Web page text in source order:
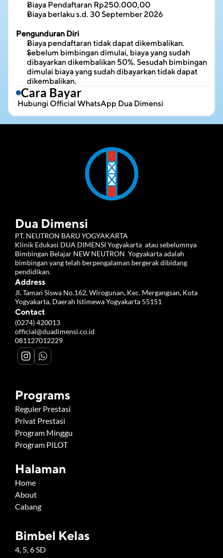
Biaya Pendaftaran Rp250.000,00
Biaya berlaku s.d. 30 September 2026
Pengunduran Diri
Biaya pendaftaran tidak dapat dikembalikan.
Sebelum bimbingan dimulai, biaya yang sudah
dibayarkan dikembalikan 50%. Sesudah bimbingan
dimulai biaya yang sudah dibayarkan tidak dapat
dikembalikan.
Cara Bayar
Hubungi Official WhatsApp Dua Dimensi
Dua Dimensi
PT. NEUTRON BARU YOGYAKARTA
Klinik Edukasi DUA DIMENSI Yogyakarta  atau sebelumnya
Bimbingan Belajar NEW NEUTRON  Yogyakarta adalah
bimbingan yang telah berpengalaman bergerak dibidang
pendidikan.
Address
Jl. Taman Siswa No.162, Wirogunan, Kec. Mergangsan, Kota
Yogyakarta, Daerah Istimewa Yogyakarta 55151
Contact
(0274) 420013
official@duadimensi.co.id
081127012229
Programs
Reguler Prestasi
Privat Prestasi
Program Minggu
Program PILOT
Halaman
Home
About
Cabang
Bimbel Kelas
4, 5, 6 SD